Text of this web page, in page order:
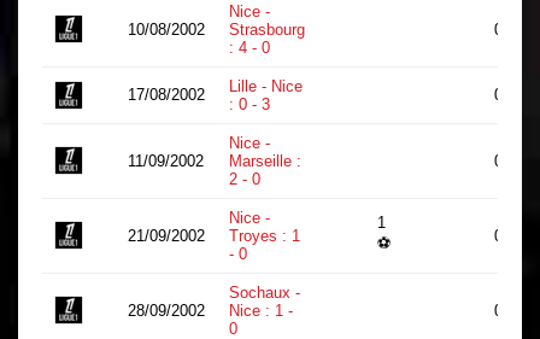
10/08/2002
Nice -
Strasbourg
: 4 - 0
0
17/08/2002
Lille - Nice
: 0 - 3
0
11/09/2002
Nice -
Marseille :
2 - 0
0
21/09/2002
Nice -
Troyes : 1
- 0
1
⚽
0
28/09/2002
Sochaux -
Nice : 1 -
0
0